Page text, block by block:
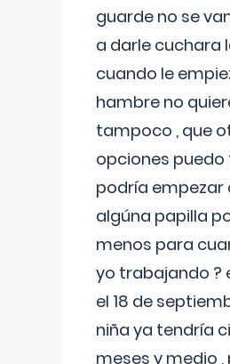
guarde no se
a darle cuchara
cuando le
hambre no
tampoco , que
opciones puedo
podría empezar
algúna papilla
menos para
yo trabajando ?
el 18 de
niña ya tendría
meses y medio ,